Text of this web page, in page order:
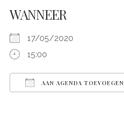
WANNEER
17/05/2020
15:00
AAN AGENDA TOEVOEGEN